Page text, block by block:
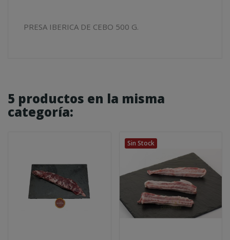
PRESA IBERICA DE CEBO 500 G.
5 productos en la misma
categoría:
Sin Stock